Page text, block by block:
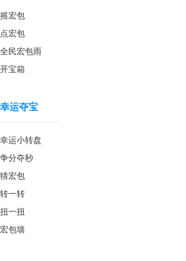
摇宏包
点宏包
全民宏包雨
开宝箱
幸运夺宝
幸运小转盘
争分夺秒
猜宏包
转一转
扭一扭
宏包墙